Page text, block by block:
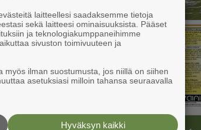
laitteellesi saadaksemme tietoja
sekä laitteesi ominaisuuksista. Pääset
ja teknologiakumppaneihimme
sivuston toimivuuteen ja
ilman suostumusta, jos niillä on siihen
asetuksiasi milloin tahansa seuraavalla
Hyväksyn kaikki